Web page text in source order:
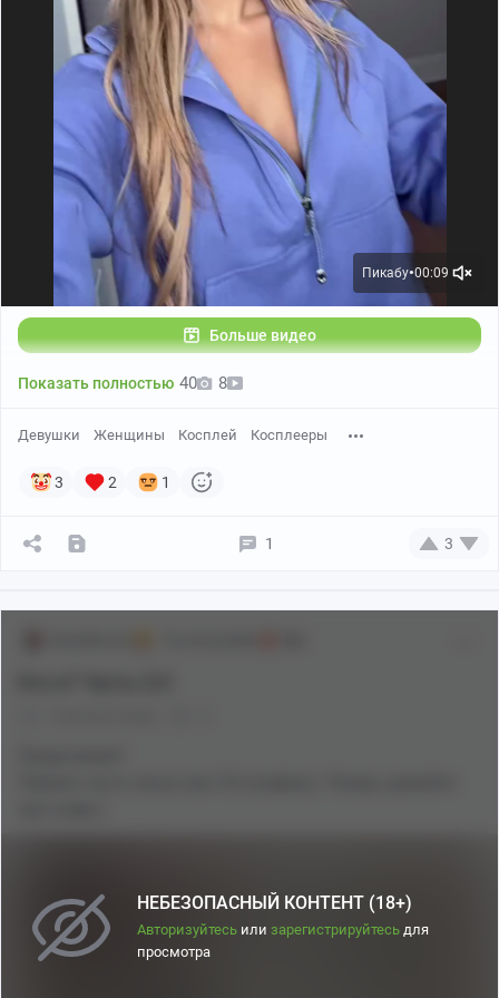
Пикабу●00:09
Больше видео
Показать полностью 40 8
Девушки Женщины Косплей Косплееры
3 2 1
1 3
НЕБЕЗОПАСНЫЙ КОНТЕНТ (18+)
Авторизуйтесь или зарегистрируйтесь для
просмотра